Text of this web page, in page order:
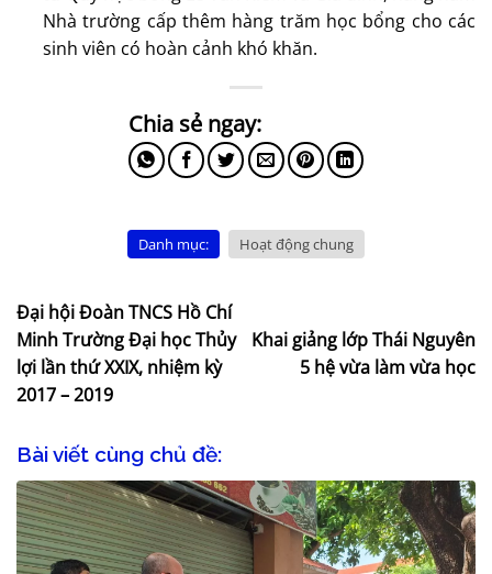
Nhà trường cấp thêm hàng trăm học bổng cho các
sinh viên có hoàn cảnh khó khăn.
Danh mục: Hoạt động chung
Đại hội Đoàn TNCS Hồ Chí
Minh Trường Đại học Thủy
lợi lần thứ XXIX, nhiệm kỳ
2017 – 2019
Khai giảng lớp Thái Nguyên
5 hệ vừa làm vừa học
Bài viết cùng chủ đề: